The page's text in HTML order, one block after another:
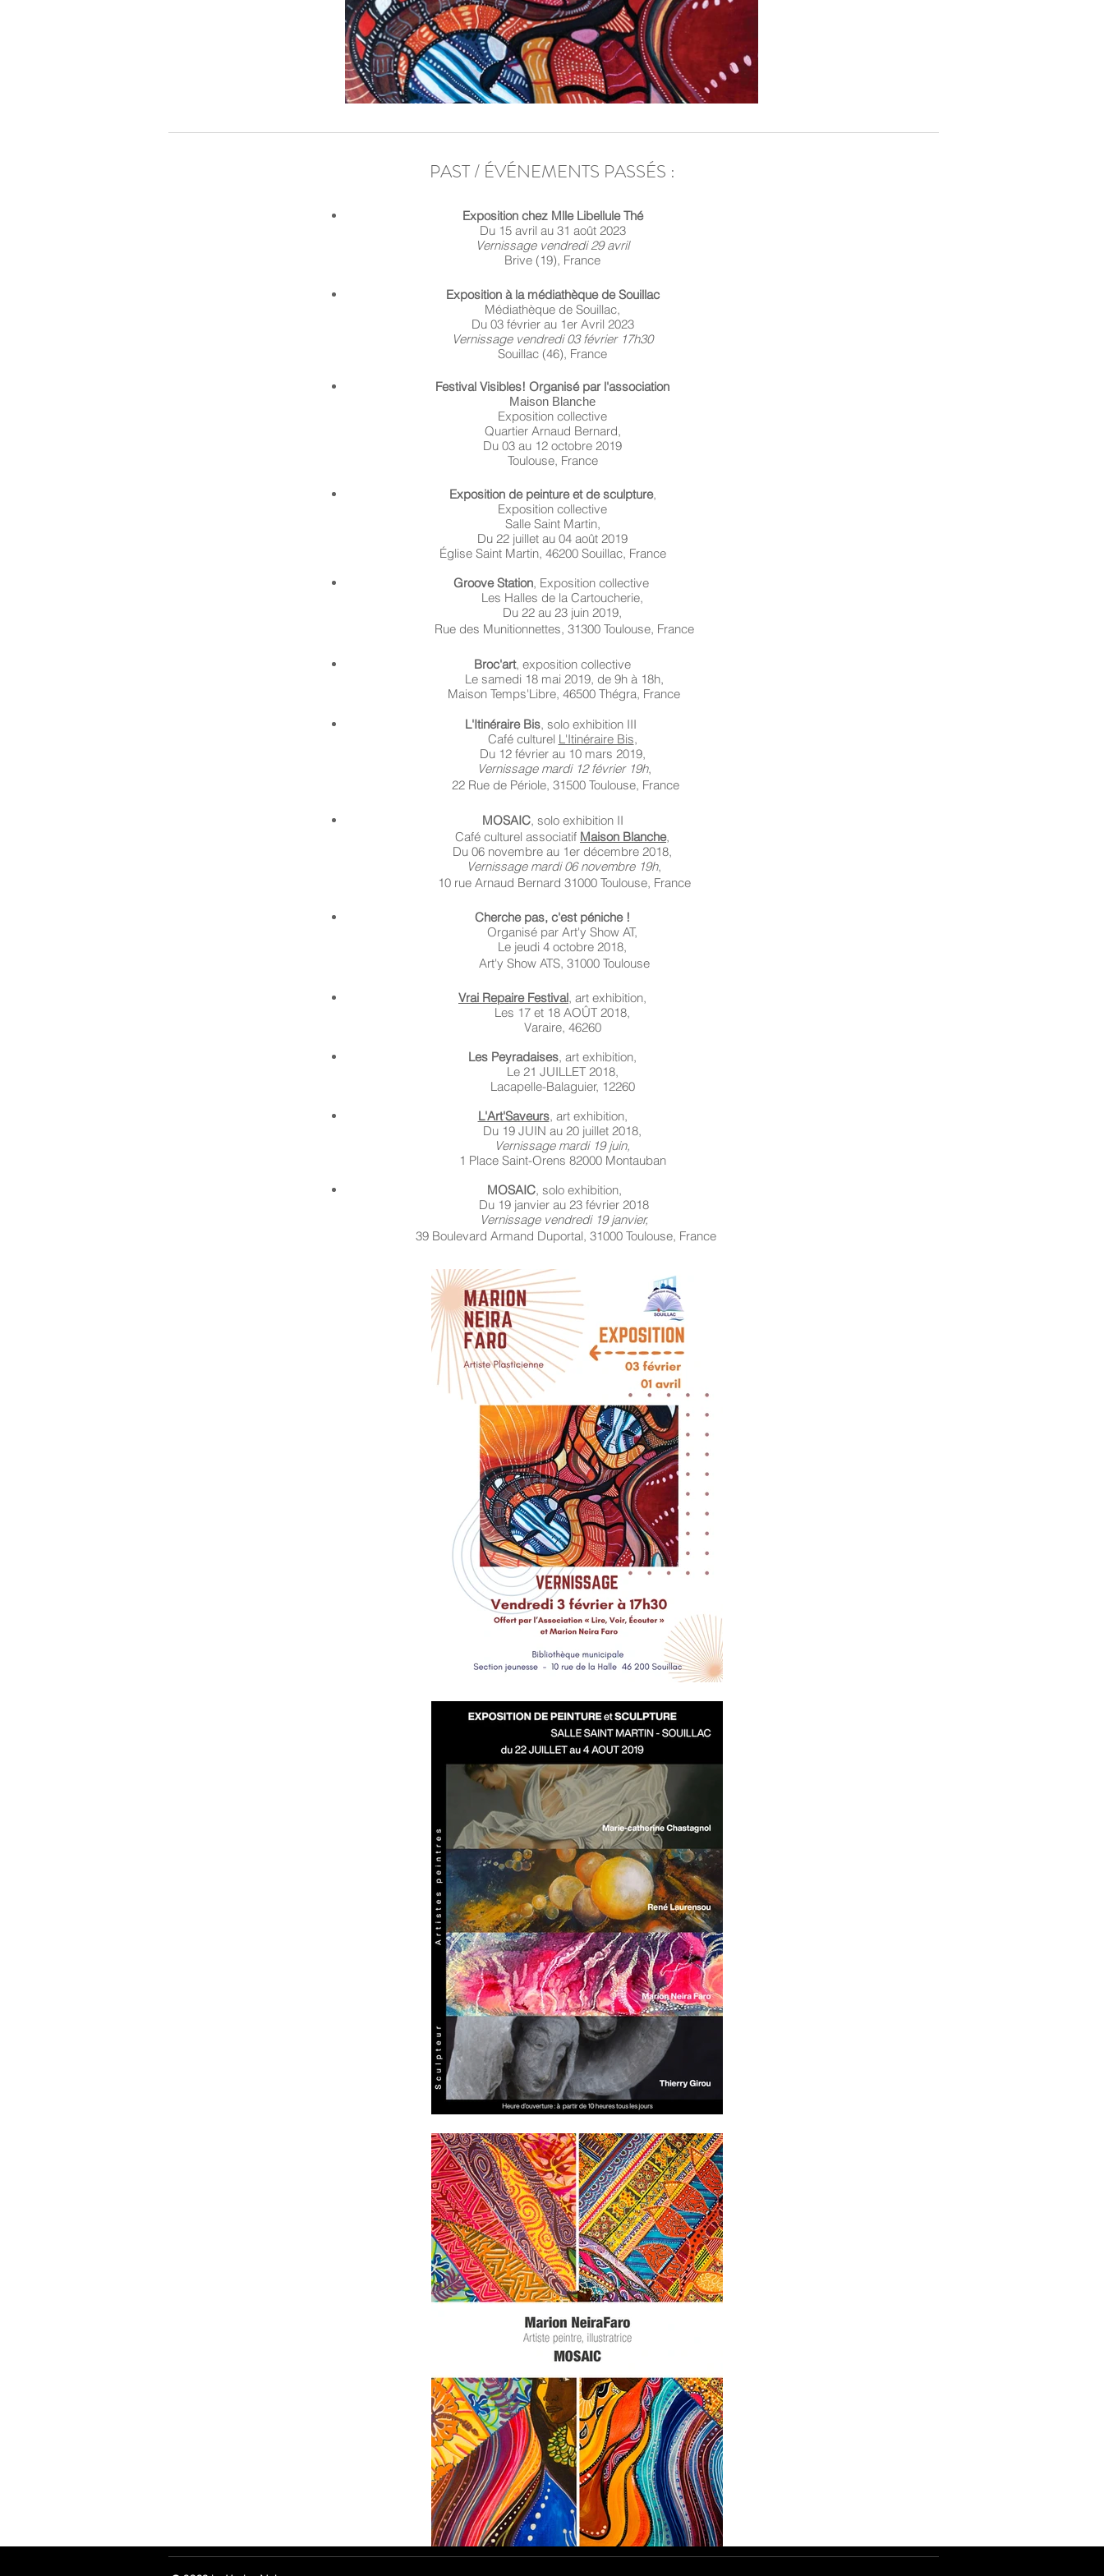
PAST / ÉVÉNEMENTS PASSÉS :
Exposition chez Mlle Libellule Thé
Du 15 avril au 31 août 2023
Vernissage vendredi 29 avril
Brive (19), France
Exposition à la médiathèque de Souillac
Médiathèque de Souillac,
Du 03 février au 1er Avril 2023
Vernissage vendredi 03 février 17h30
Souillac (46), France
Festival Visibles! Organisé par l'association
Maison Blanche
Exposition collective
Quartier Arnaud Bernard,
Du 03 au 12 octobre 2019
Toulouse, France
Exposition de peinture et de sculpture,
Exposition collective
Salle Saint Martin,
Du 22 juillet au 04 août 2019
Église Saint Martin, 46200 Souillac, France
Groove Station, Exposition collective
Les Halles de la Cartoucherie,
Du 22 au 23 juin 2019,
Rue des Munitionnettes, 31300 Toulouse, France
Broc'art, exposition collective
Le samedi 18 mai 2019, de 9h à 18h,
Maison Temps'Libre, 46500 Thégra, France
L'Itinéraire Bis, solo exhibition III
Café culturel L'Itinéraire Bis,
Du 12 février au 10 mars 2019,
Vernissage mardi 12 février 19h,
22 Rue de Périole, 31500 Toulouse, France
MOSAIC, solo exhibition II
Café culturel associatif Maison Blanche,
Du 06 novembre au 1er décembre 2018,
Vernissage mardi 06 novembre 19h,
10 rue Arnaud Bernard 31000 Toulouse, France
Cherche pas, c'est péniche !
Organisé par Art'y Show AT,
Le jeudi 4 octobre 2018,
Art'y Show ATS, 31000 Toulouse
Vrai Repaire Festival, art exhibition,
Les 17 et 18 AOÛT 2018,
Varaire, 46260
Les Peyradaises, art exhibition,
Le 21 JUILLET 2018,
Lacapelle-Balaguier, 12260
L'Art'Saveurs, art exhibition,
Du 19 JUIN au 20 juillet 2018,
Vernissage mardi 19 juin,
1 Place Saint-Orens 82000 Montauban
MOSAIC, solo exhibition,
Du 19 janvier au 23 février 2018
Vernissage vendredi 19 janvier,
39 Boulevard Armand Duportal, 31000 Toulouse, France